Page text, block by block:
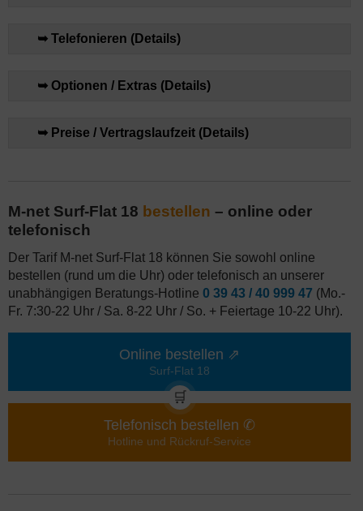
➥ Telefonieren (Details)
➥ Optionen / Extras (Details)
➥ Preise / Vertragslaufzeit (Details)
M-net Surf-Flat 18 bestellen – online oder
telefonisch
Der Tarif M-net Surf-Flat 18 können Sie sowohl online
bestellen (rund um die Uhr) oder telefonisch an unserer
unabhängigen Beratungs-Hotline 0 39 43 / 40 999 47 (Mo.-
Fr. 7:30-22 Uhr / Sa. 8-22 Uhr / So. + Feiertage 10-22 Uhr).
Online bestellen ⇗
Surf-Flat 18
🛒
Telefonisch bestellen ✆
Hotline und Rückruf-Service